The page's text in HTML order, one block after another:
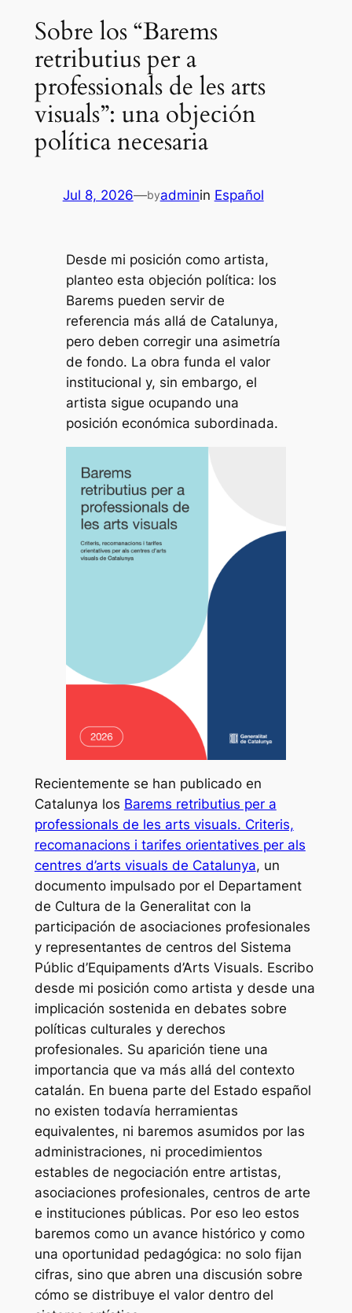
Sobre los “Barems
retributius per a
professionals de les arts
visuals”: una objeción
política necesaria
Jul 8, 2026—byadminin Español
Desde mi posición como artista,
planteo esta objeción política: los
Barems pueden servir de
referencia más allá de Catalunya,
pero deben corregir una asimetría
de fondo. La obra funda el valor
institucional y, sin embargo, el
artista sigue ocupando una
posición económica subordinada.
Recientemente se han publicado en
Catalunya los Barems retributius per a
professionals de les arts visuals. Criteris,
recomanacions i tarifes orientatives per als
centres d’arts visuals de Catalunya, un
documento impulsado por el Departament
de Cultura de la Generalitat con la
participación de asociaciones profesionales
y representantes de centros del Sistema
Públic d’Equipaments d’Arts Visuals. Escribo
desde mi posición como artista y desde una
implicación sostenida en debates sobre
políticas culturales y derechos
profesionales. Su aparición tiene una
importancia que va más allá del contexto
catalán. En buena parte del Estado español
no existen todavía herramientas
equivalentes, ni baremos asumidos por las
administraciones, ni procedimientos
estables de negociación entre artistas,
asociaciones profesionales, centros de arte
e instituciones públicas. Por eso leo estos
baremos como un avance histórico y como
una oportunidad pedagógica: no solo fijan
cifras, sino que abren una discusión sobre
cómo se distribuye el valor dentro del